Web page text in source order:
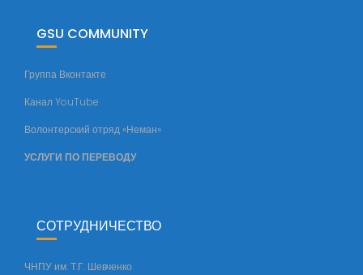
GSU COMMUNITY
Группа Вконтакте
Канал YouTube
Волонтерский отряд «Неман»
УСЛУГИ ПО ПЕРЕВОДУ
СОТРУДНИЧЕСТВО
ЧНПУ им. Т.Г. Шевченко